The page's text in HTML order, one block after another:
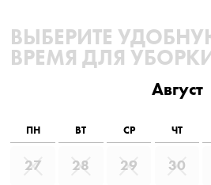
ВЫБЕРИТЕ
ВРЕМЯ ДЛЯ
Август
ПН ВТ СР ЧТ
27 28 29 30